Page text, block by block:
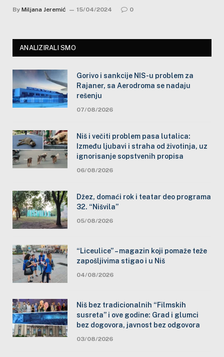
By Miljana Jeremić 15/04/2024 0
ANALIZIRALI SMO
Gorivo i sankcije NIS-u problem za
Rajaner, sa Aerodroma se nadaju
rešenju
07/08/2026
Niš i večiti problem pasa lutalica:
Između ljubavi i straha od životinja, uz
ignorisanje sopstvenih propisa
06/08/2026
Džez, domaći rok i teatar deo programa
32. “Nišvila”
05/08/2026
“Liceulice” – magazin koji pomaže teže
zapošljivima stigao i u Niš
04/08/2026
Niš bez tradicionalnih “Filmskih
susreta” i ove godine: Grad i glumci
bez dogovora, javnost bez odgovora
03/08/2026